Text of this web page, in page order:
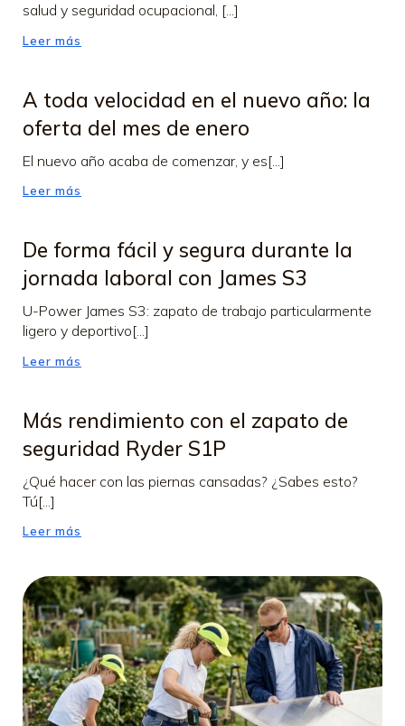
salud y seguridad ocupacional, [...]
Leer más
A toda velocidad en el nuevo año: la
oferta del mes de enero
El nuevo año acaba de comenzar, y es[...]
Leer más
De forma fácil y segura durante la
jornada laboral con James S3
U-Power James S3: zapato de trabajo particularmente
ligero y deportivo[...]
Leer más
Más rendimiento con el zapato de
seguridad Ryder S1P
¿Qué hacer con las piernas cansadas? ¿Sabes esto?
Tú[...]
Leer más